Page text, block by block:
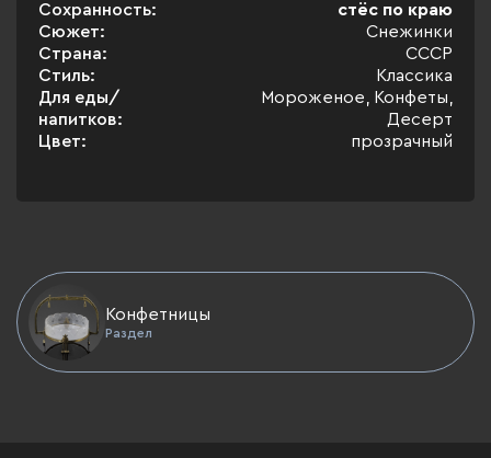
Сохранность:
стёс по краю
Сюжет:
Снежинки
Страна:
СССР
Стиль:
Классика
Для еды/
напитков:
Мороженое, Конфеты,
Десерт
Цвет:
прозрачный
Конфетницы
Раздел